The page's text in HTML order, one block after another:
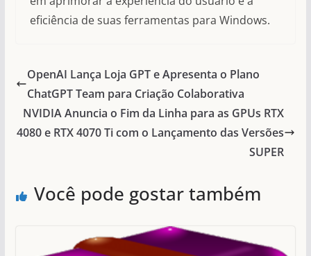
eficiência de suas ferramentas para Windows.
OpenAI Lança Loja GPT e Apresenta o Plano
ChatGPT Team para Criação Colaborativa
NVIDIA Anuncia o Fim da Linha para as GPUs RTX
4080 e RTX 4070 Ti com o Lançamento das Versões
SUPER
Você pode gostar também